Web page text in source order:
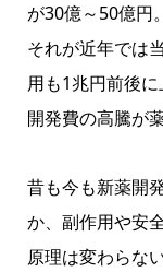
が30億～50億円。
それが近年では
用も1兆円前後に
開発費の高騰が
昔も今も新薬開
か、副作用や安
原理は変わらな